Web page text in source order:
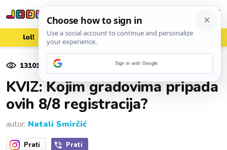
lol! aww vrh! woot?!
13101 pregleda
KVIZ: Kojim gradovima pripada
ovih 8/8 registracija?
autor: Natali Smirčić
Prati Prati
Sign in with Google